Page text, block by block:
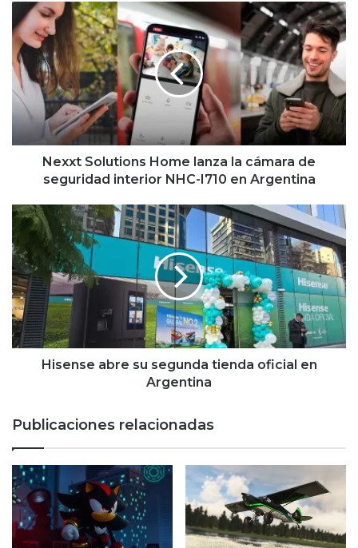
Nexxt
Solutions
Home
lanza
la
cámara
seguridad
interior
Argentina
Nexxt Solutions Home lanza la cámara de
seguridad interior NHC-I710 en Argentina
Hisense
abre
su
segunda
tienda
oficial
en
Argentina
Hisense abre su segunda tienda oficial en
Argentina
Publicaciones relacionadas